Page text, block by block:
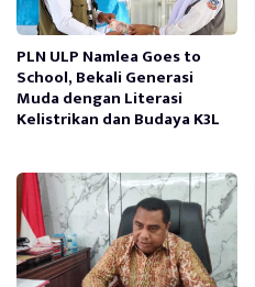
PLN ULP Namlea Goes to
School, Bekali Generasi
Muda dengan Literasi
Kelistrikan dan Budaya K3L